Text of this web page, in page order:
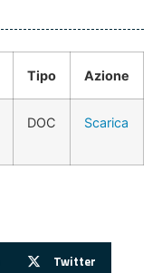
Tipo Azione
DOC Scarica
Twitter